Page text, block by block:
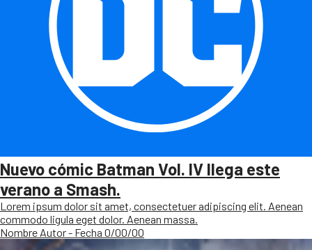
Nuevo cómic Batman Vol. IV llega este
verano a Smash.
Lorem ipsum dolor sit amet, consectetuer adipiscing elit. Aenean
commodo ligula eget dolor. Aenean massa.
Nombre Autor - Fecha 0/00/00